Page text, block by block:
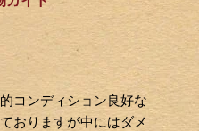
コンディション良好な
おりますが中にはダメ